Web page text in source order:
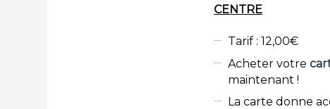
CENTRE
Tarif : 12,00€
Acheter votre
maintenant !
La carte donne